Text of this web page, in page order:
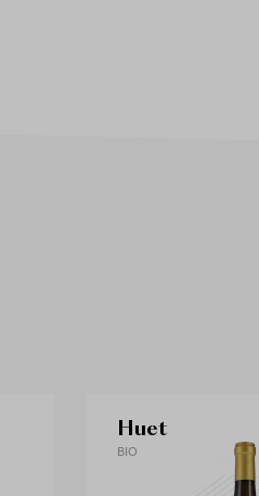
Huet
BIO